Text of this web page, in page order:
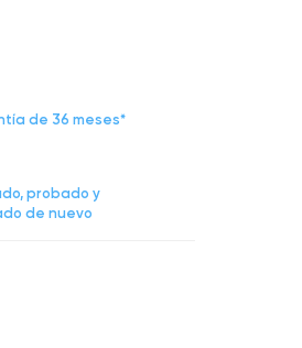
de 36 meses*
probado y
de nuevo